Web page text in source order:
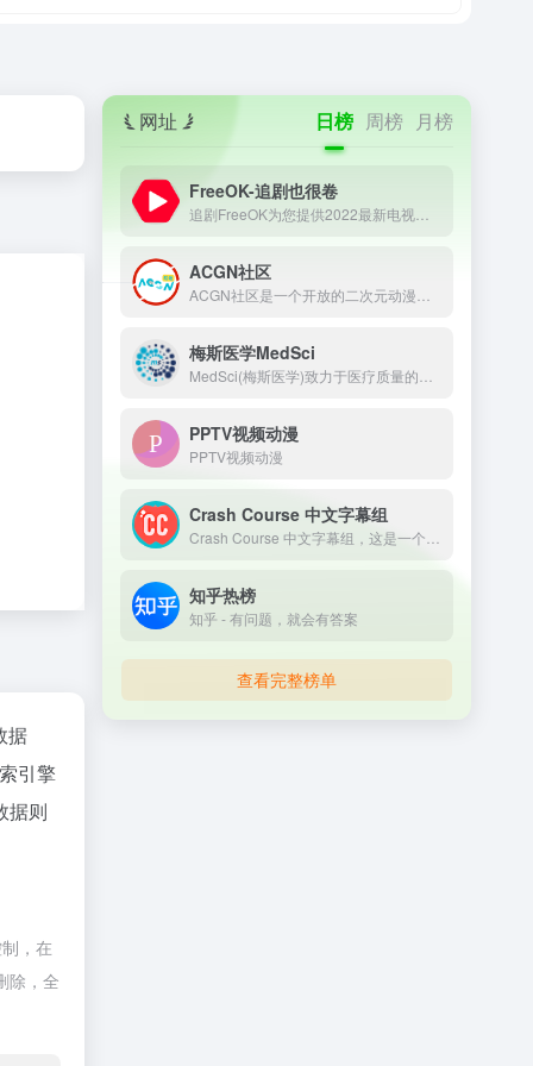
据
引擎
据则
，在
除，全
网址 日榜 周榜 月榜
FreeOK-追剧也很卷
ACGN社区
梅斯医学MedSci
PPTV视频动漫
PPTV视频动漫
Crash Course 中文字幕组
知乎热榜
知乎 - 有问题，就会有答案
查看完整榜单